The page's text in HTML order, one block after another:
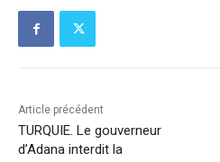
Article précédent
TURQUIE. Le gouverneur
d’Adana interdit la